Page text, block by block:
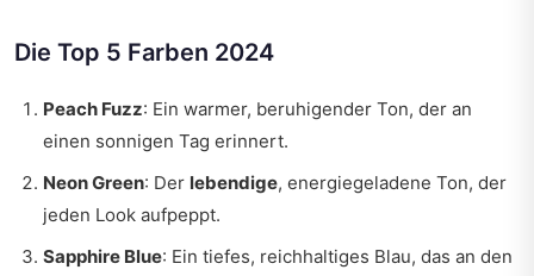
Die Top 5 Farben 2024
Peach Fuzz: Ein warmer, beruhigender Ton, der an
einen sonnigen Tag erinnert.
Neon Green: Der lebendige, energiegeladene Ton, der
jeden Look aufpeppt.
Sapphire Blue: Ein tiefes, reichhaltiges Blau, das an den